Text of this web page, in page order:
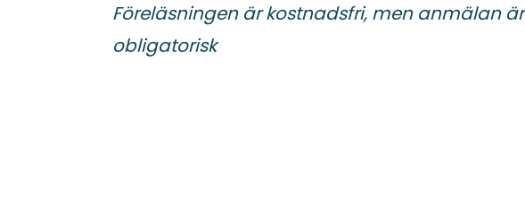
Föreläsningen är kostnadsfri, men anmälan är
obligatorisk